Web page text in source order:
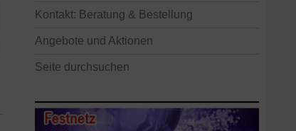
Kontakt: Beratung & Bestellung
Angebote und Aktionen
Seite durchsuchen